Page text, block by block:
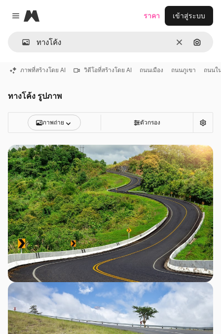
Close menu
Magnific
ชัดเจนค้นหา
ราคา เข้าสู่ระบบ
ภาพที่สร้างโดย AI วิดีโอที่สร้างโดย AI ถนนเมือง ถนนภูเขา ถนนใ
ทางโค้ง รูปภาพ
ภาพถ่าย ตัวกรอง